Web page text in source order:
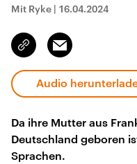
Mit Ryke | 16.04.2024
Link
kopieren/teilen
Email
Audio
Da ihre Mutter aus
Deutschland geboren
Sprachen.